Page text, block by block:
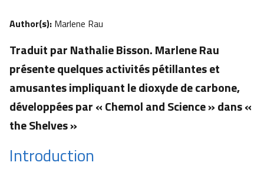
Author(s): Marlene Rau
Traduit par Nathalie Bisson. Marlene Rau
présente quelques activités pétillantes et
amusantes impliquant le dioxyde de carbone,
développées par « Chemol and Science » dans «
the Shelves »
Introduction